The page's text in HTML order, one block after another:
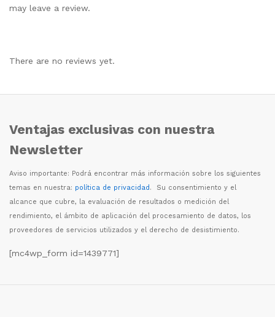
may leave a review.
There are no reviews yet.
Ventajas exclusivas con nuestra
Newsletter
Aviso importante: Podrá encontrar más información sobre los siguientes
temas en nuestra: política de privacidad. Su consentimiento y el
alcance que cubre, la evaluación de resultados o medición del
rendimiento, el ámbito de aplicación del procesamiento de datos, los
proveedores de servicios utilizados y el derecho de desistimiento.
[mc4wp_form id=1439771]